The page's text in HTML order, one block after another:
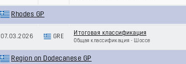
Rhodes GP
07.03.2026 GRE
Итоговая классификация
Общая классификация - Шоссе
Region on Dodecanese GP